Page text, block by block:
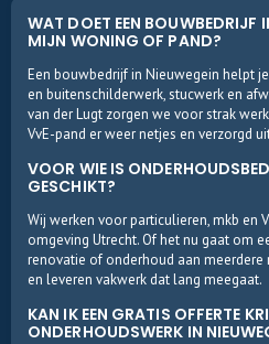
WAT DOET EEN BOUWBEDRIJF
MIJN WONING OF PAND?
Een bouwbedrijf in Nieuwegein helpt
en buitenschilderwerk, stucwerk en
van der Lugt zorgen we voor strak
VvE-pand er weer netjes en verzorgd
VOOR WIE IS
GESCHIKT?
Wij werken voor particulieren, mkb en
omgeving Utrecht. Of het nu gaat om
renovatie of onderhoud aan meerdere
en leveren vakwerk dat lang meegaat.
KAN IK EEN GRATIS OFFERTE
ONDERHOUDSWERK IN